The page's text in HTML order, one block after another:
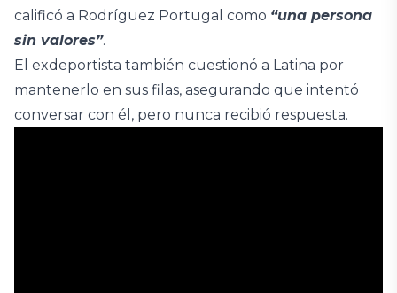
calificó a Rodríguez Portugal como “una persona
sin valores”.
El exdeportista también cuestionó a Latina por
mantenerlo en sus filas, asegurando que intentó
conversar con él, pero nunca recibió respuesta.